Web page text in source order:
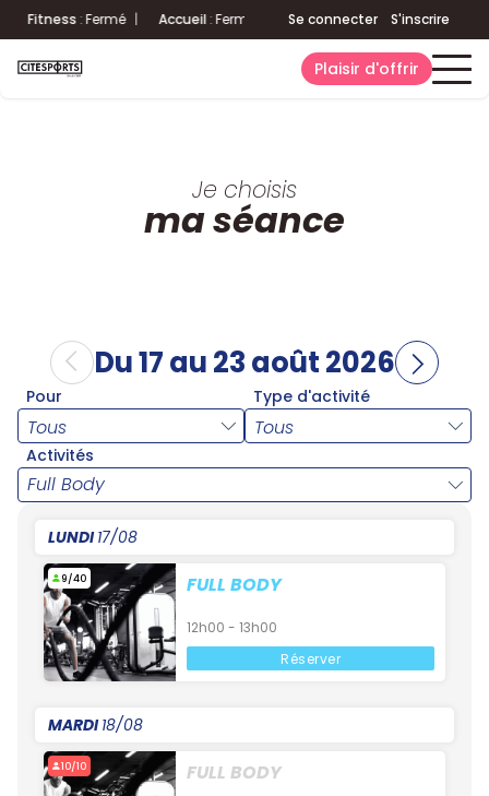
Fitness:Fermé | Accueil:Fermé Aquatique:Fermé | Fitness
Se connecter S'inscrire
Plaisir d'offrir
Je choisis
ma séance
Du 17 au 23 août 2026
Pour Type d'activité
Activités
Full Body
LUNDI17/08
9/40 FULL BODY
12h00 - 13h00
Réserver
MARDI18/08
10/10 FULL BODY